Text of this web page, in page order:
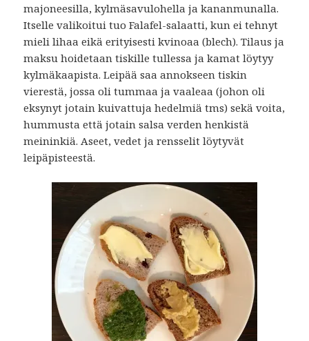
majoneesilla, kylmäsavulohella ja kananmunalla.
Itselle valikoitui tuo Falafel-salaatti, kun ei tehnyt
mieli lihaa eikä erityisesti kvinoaa (blech). Tilaus ja
maksu hoidetaan tiskille tullessa ja kamat löytyy
kylmäkaapista. Leipää saa annokseen tiskin
vierestä, jossa oli tummaa ja vaaleaa (johon oli
eksynyt jotain kuivattuja hedelmiä tms) sekä voita,
hummusta että jotain salsa verden henkistä
meininkiä. Aseet, vedet ja rensselit löytyvät
leipäpisteestä.